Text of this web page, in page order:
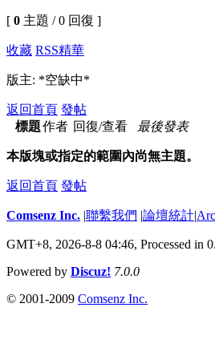
[ 0 主題 / 0 回復 ]
收藏 RSS精華
版主: *空缺中*
返回首頁 發帖
標題作者 回復/查看 最後發表
本版塊或指定的範圍內尚無主題。
返回首頁 發帖
Comsenz Inc. |聯繫我們 |論壇統計|
GMT+8, 2026-8-8 04:46, Processed in
Powered by Discuz! 7.0.0
© 2001-2009 Comsenz Inc.